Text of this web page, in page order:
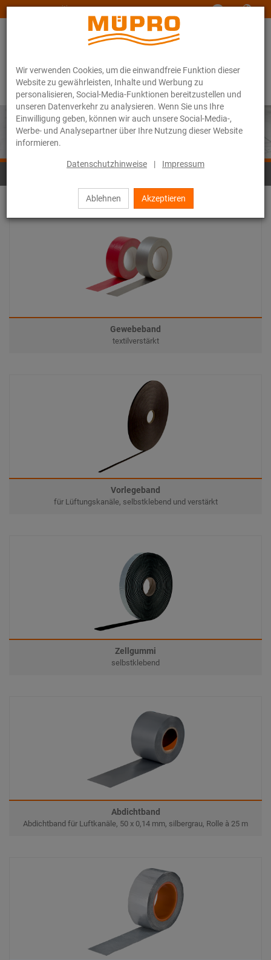
Wir verwenden Cookies, um die einwandfreie Funktion dieser
Website zu gewährleisten, Inhalte und Werbung zu
personalisieren, Social-Media-Funktionen bereitzustellen und
unseren Datenverkehr zu analysieren. Wenn Sie uns Ihre
Einwilligung geben, können wir auch unsere Social-Media-,
Werbe- und Analysepartner über Ihre Nutzung dieser Website
informieren.
Datenschutzhinweise | Impressum
Ablehnen Akzeptieren
www.muepro-maritim.com
Gewebeband
textilverstärkt
Vorlegeband
für Lüftungskanäle, selbstklebend und verstärkt
Zellgummi
selbstklebend
Abdichtband
Abdichtband für Luftkanäle, 50 x 0,14 mm, silbergrau, Rolle à 25 m